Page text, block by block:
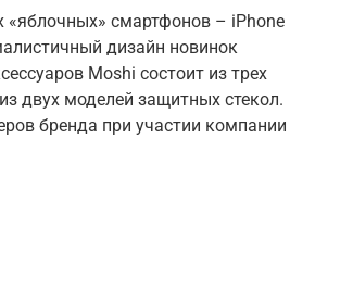
«яблочных» смартфонов – iPhone
дизайн новинок
Moshi состоит из трех
двух моделей защитных стекол.
бренда при участии компании